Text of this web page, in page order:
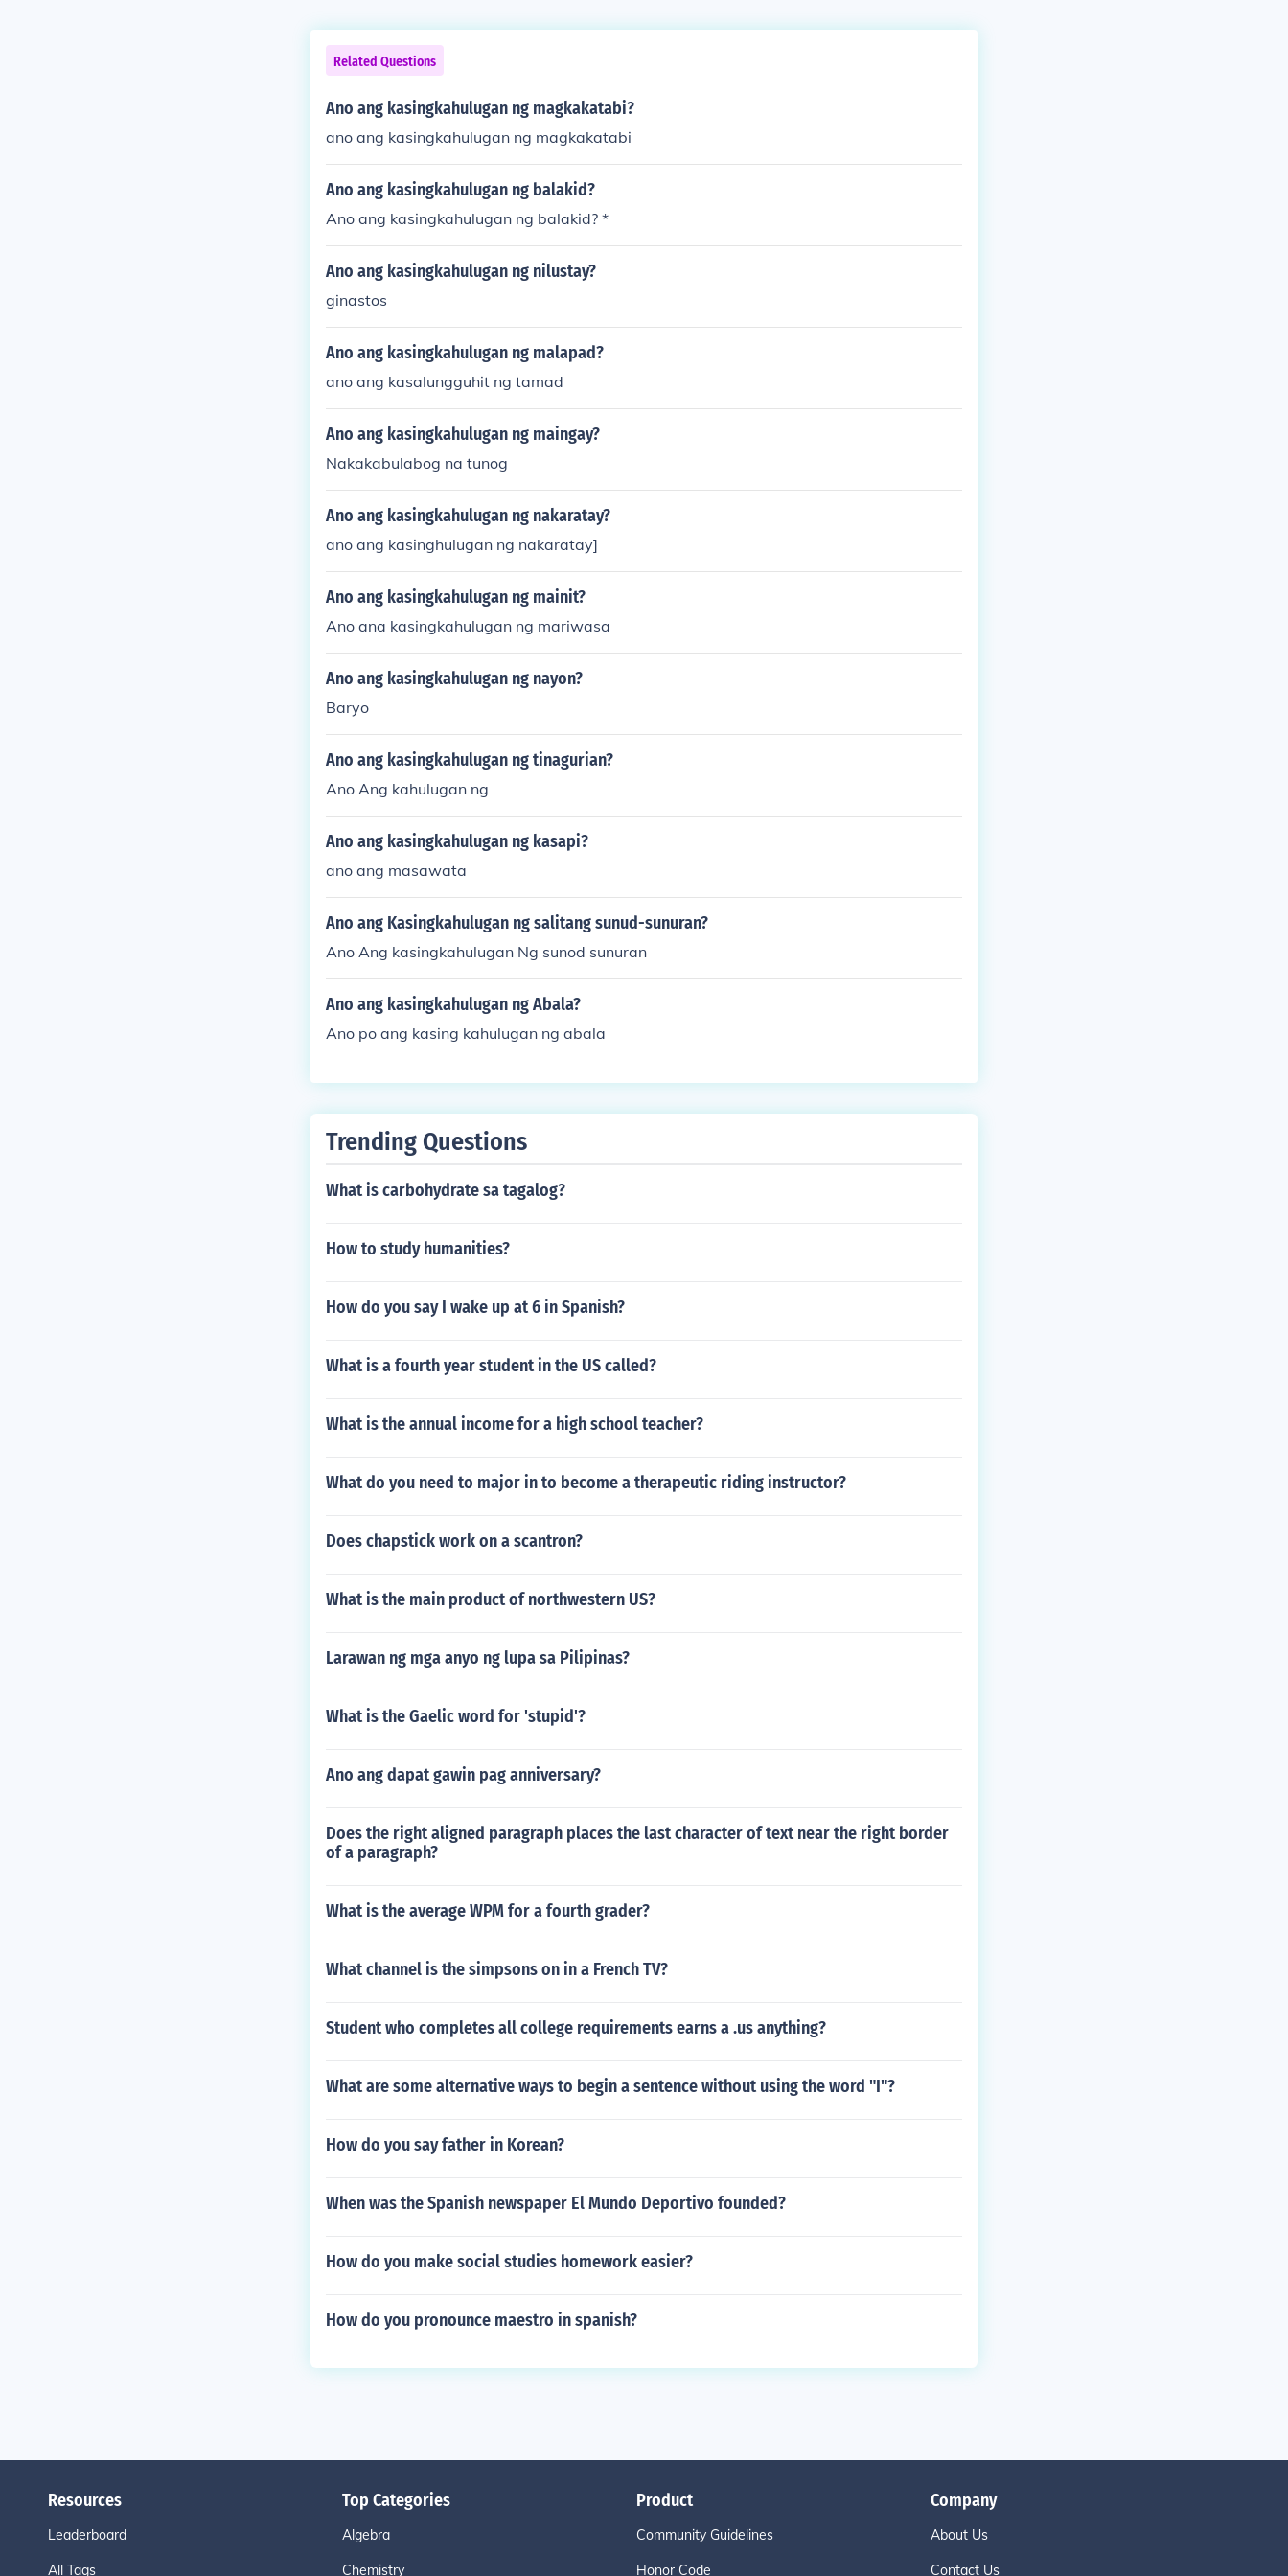
Related Questions
Ano ang kasingkahulugan ng magkakatabi?
ano ang kasingkahulugan ng magkakatabi
Ano ang kasingkahulugan ng balakid?
Ano ang kasingkahulugan ng balakid? *
Ano ang kasingkahulugan ng nilustay?
ginastos
Ano ang kasingkahulugan ng malapad?
ano ang kasalungguhit ng tamad
Ano ang kasingkahulugan ng maingay?
Nakakabulabog na tunog
Ano ang kasingkahulugan ng nakaratay?
ano ang kasinghulugan ng nakaratay]
Ano ang kasingkahulugan ng mainit?
Ano ana kasingkahulugan ng mariwasa
Ano ang kasingkahulugan ng nayon?
Baryo
Ano ang kasingkahulugan ng tinagurian?
Ano Ang kahulugan ng
Ano ang kasingkahulugan ng kasapi?
ano ang masawata
Ano ang Kasingkahulugan ng salitang sunud-sunuran?
Ano Ang kasingkahulugan Ng sunod sunuran
Ano ang kasingkahulugan ng Abala?
Ano po ang kasing kahulugan ng abala
Trending Questions
What is carbohydrate sa tagalog?
How to study humanities?
How do you say I wake up at 6 in Spanish?
What is a fourth year student in the US called?
What is the annual income for a high school teacher?
What do you need to major in to become a therapeutic riding instructor?
Does chapstick work on a scantron?
What is the main product of northwestern US?
Larawan ng mga anyo ng lupa sa Pilipinas?
What is the Gaelic word for 'stupid'?
Ano ang dapat gawin pag anniversary?
Does the right aligned paragraph places the last character of text near the right border
of a paragraph?
What is the average WPM for a fourth grader?
What channel is the simpsons on in a French TV?
Student who completes all college requirements earns a .us anything?
What are some alternative ways to begin a sentence without using the word "I"?
How do you say father in Korean?
When was the Spanish newspaper El Mundo Deportivo founded?
How do you make social studies homework easier?
How do you pronounce maestro in spanish?
Resources
Leaderboard
All Tags
Top Categories
Algebra
Chemistry
Product
Community Guidelines
Honor Code
Company
About Us
Contact Us